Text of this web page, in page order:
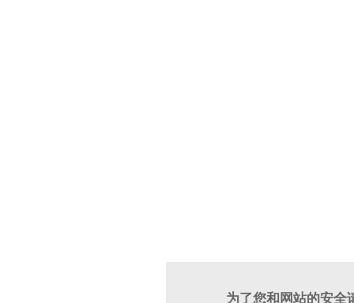
为了您和网站的安全